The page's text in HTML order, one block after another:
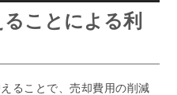
ことによる利
ることで、売却費用の削減